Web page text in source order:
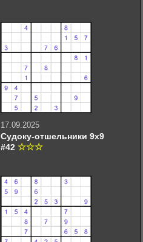
17.09.2025
Судоку-отшельники 9х9
#42